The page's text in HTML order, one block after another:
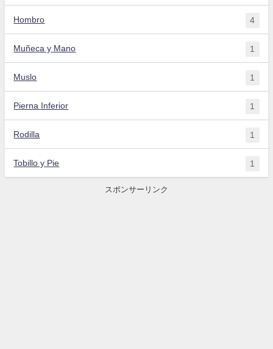
Hombro 4
Muñeca y Mano 1
Muslo 1
Pierna Inferior 1
Rodilla 1
Tobillo y Pie 1
スポンサーリンク